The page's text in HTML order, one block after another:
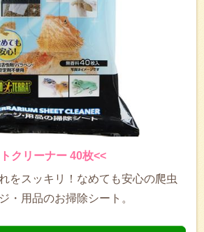
クリーナー 40枚<<
をスッキリ！なめても安心の爬虫
・用品のお掃除シート。